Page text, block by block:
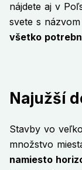
nájdete aj v
svete s názvom
všetko
Najužší
Stavby vo
množstvo
namiesto